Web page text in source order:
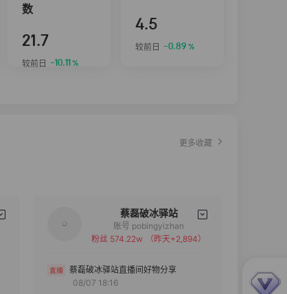
数
21.7
较前日 -10.11 %
4.5
较前日 -0.89 %
更多收藏
蔡磊破冰驿站
备注
分组
账号 pobingyizhan
粉丝 574.22w
（昨天+2,894）
蔡磊破冰驿站直播间好物分享
08/07 18:16